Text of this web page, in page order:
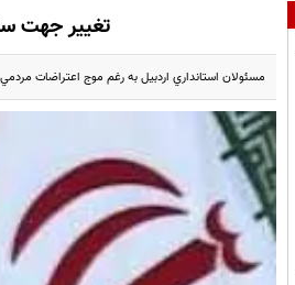
تغيير جهت
مسئولان استانداري اردبيل به رغم موج اعتراضات